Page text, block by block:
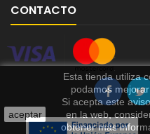
CONTACTO
aceptar
Esta tienda utiliza
podamos
Si acepta este
en la web,
obtener más